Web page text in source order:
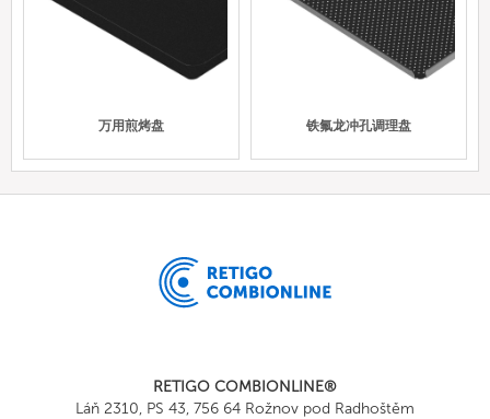
万用煎烤盘 铁氟龙冲孔调理盘
RETIGO COMBIONLINE®
Láň 2310, PS 43, 756 64 Rožnov pod Radhoštěm